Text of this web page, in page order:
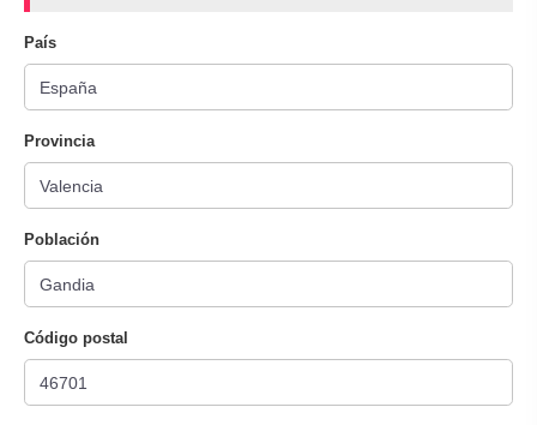
País
Provincia
Población
Código postal